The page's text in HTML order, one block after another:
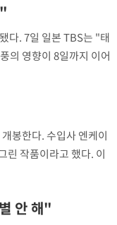
다. 7일 일본 TBS는 "태
의 영향이 8일까지 이어
봉한다. 수입사 엔케이
린 작품이라고 했다. 이
품상, 최우수감
안 해"